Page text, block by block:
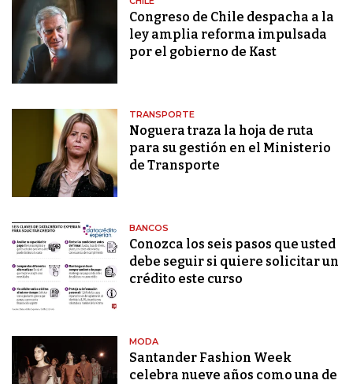
Congreso de Chile despacha a la
ley amplia reforma impulsada
por el gobierno de Kast
TRANSPORTE
Noguera traza la hoja de ruta
para su gestión en el Ministerio
de Transporte
BANCOS
Conozca los seis pasos que usted
debe seguir si quiere solicitar un
crédito este curso
MODA
Santander Fashion Week
celebra nueve años como una de